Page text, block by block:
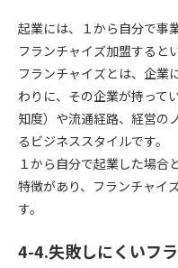
起業には、１から自分で事
フランチャイズ加盟すると
フランチャイズとは、企業
わりに、その企業が持って
知度）や流通経路、経営の
るビジネススタイルです。
１から自分で起業した場合
特徴があり、フランチャイ
す。
4-4.失敗しにくいフ